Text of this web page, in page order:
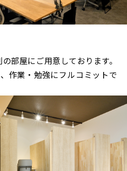
部屋にご用意しております。
作業・勉強にフルコミットで